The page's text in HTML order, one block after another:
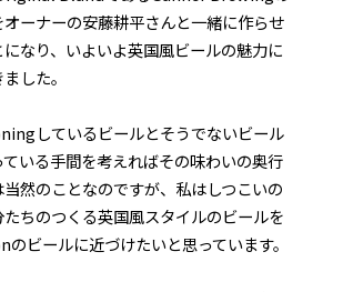
ーナーの安藤耕平さんと一緒に作らせ
なり、いよいよ英国風ビールの魅力に
した。
しているビールとそうでないビール
ている手間を考えればその味わいの奥行
然のことなのですが、私はしつこいの
ちのつくる英国風スタイルのビールを
ビールに近づけたいと思っています。